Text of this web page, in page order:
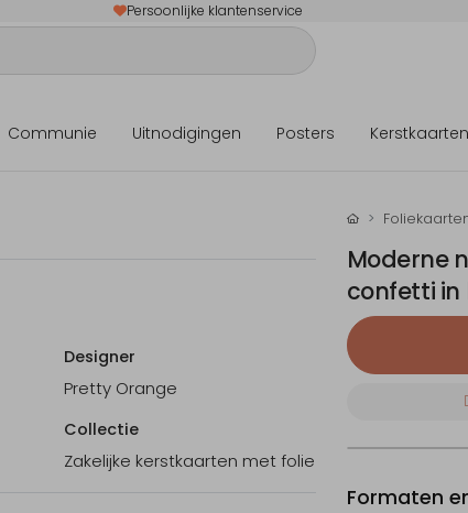
Persoonlijke klantenservice
Communie Uitnodigingen Posters Kerstkaarten
Designer
Pretty Orange
Collectie
Zakelijke kerstkaarten met folie
Moderne
confetti
Formaten